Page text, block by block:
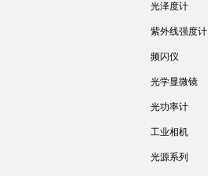
光泽度计
紫外线强度计
频闪仪
光学显微镜
光功率计
工业相机
光源系列